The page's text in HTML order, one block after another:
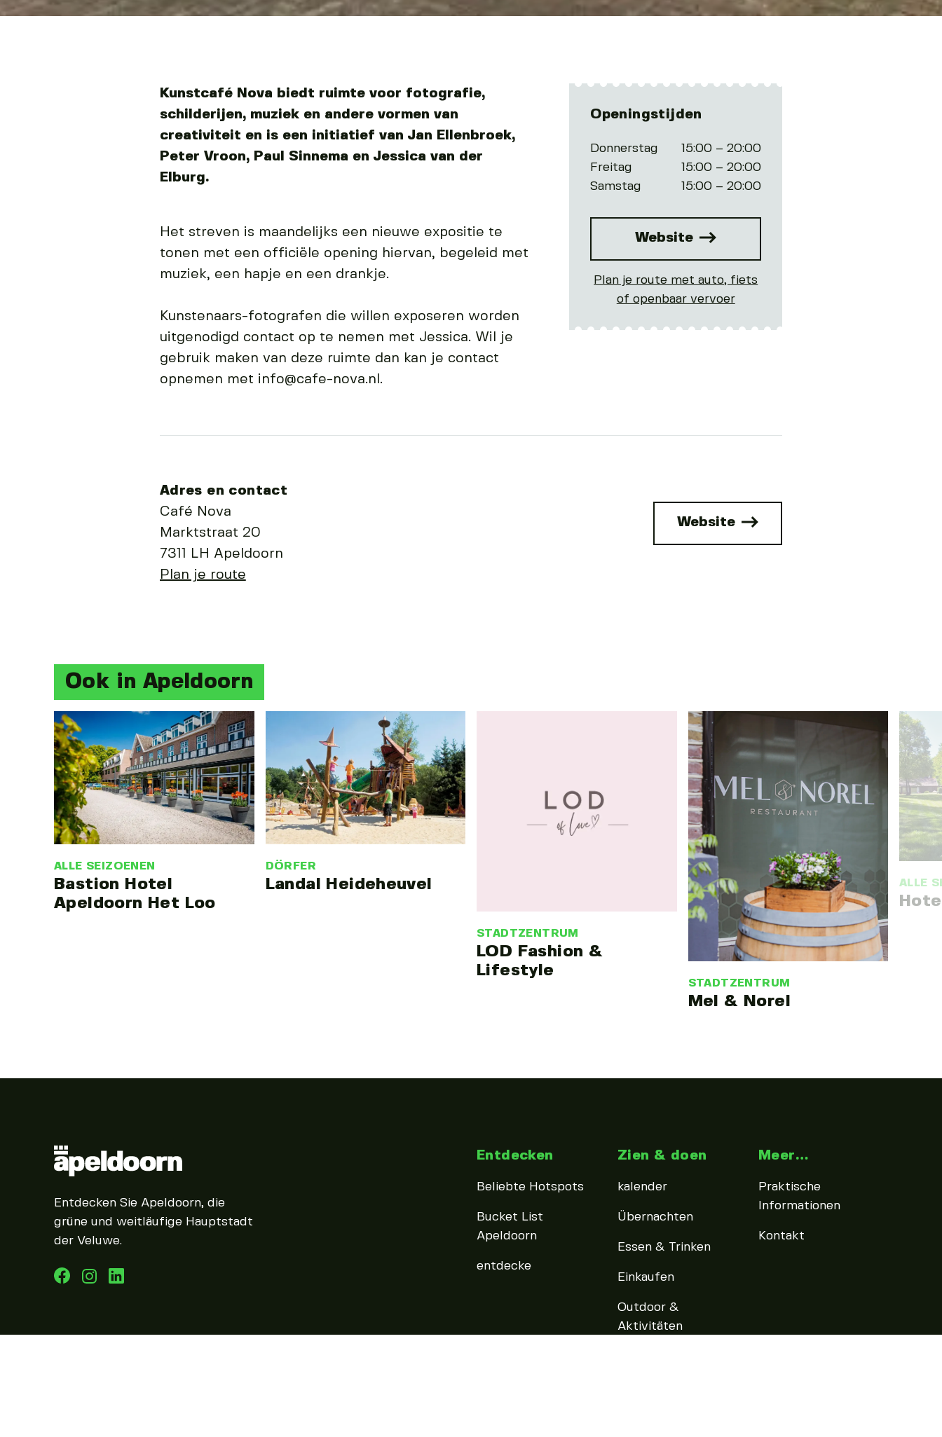
Openingstijden
Donnerstag
15:00 – 20:00
Freitag
15:00 – 20:00
Samstag
15:00 – 20:00
Website
Plan je route met auto, fiets
of openbaar vervoer
Kunstcafé Nova biedt ruimte voor fotografie,
schilderijen, muziek en andere vormen van
creativiteit en is een initiatief van Jan Ellenbroek,
Peter Vroon, Paul Sinnema en Jessica van der
Elburg.
Het streven is maandelijks een nieuwe expositie te
tonen met een officiële opening hiervan, begeleid met
muziek, een hapje en een drankje.
Kunstenaars-fotografen die willen exposeren worden
uitgenodigd contact op te nemen met Jessica. Wil je
gebruik maken van deze ruimte dan kan je contact
opnemen met info@cafe-nova.nl.
Adres en contact
Café Nova
Marktstraat 20
7311 LH Apeldoorn
Plan je route
Website
Ook in Apeldoorn
ALLE SEIZOENEN
Bastion Hotel
Apeldoorn Het Loo
DÖRFER
Landal Heideheuvel
STADTZENTRUM
LOD Fashion &
Lifestyle
STADTZENTRUM
Mel & Norel
ALLE
Entdecken Sie Apeldoorn, die
grüne und weitläufige Hauptstadt
der Veluwe.
Entdecken
Beliebte Hotspots
Bucket List
Apeldoorn
entdecke
Zien & doen
kalender
Übernachten
Essen & Trinken
Einkaufen
Outdoor &
Aktivitäten
Meer…
Praktische
Informationen
Kontakt